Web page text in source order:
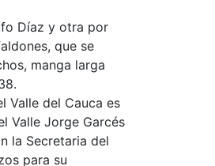
Díaz y otra por
que se
manga larga
Valle del Cauca es
Valle Jorge Garcés
la Secretaria del
para su